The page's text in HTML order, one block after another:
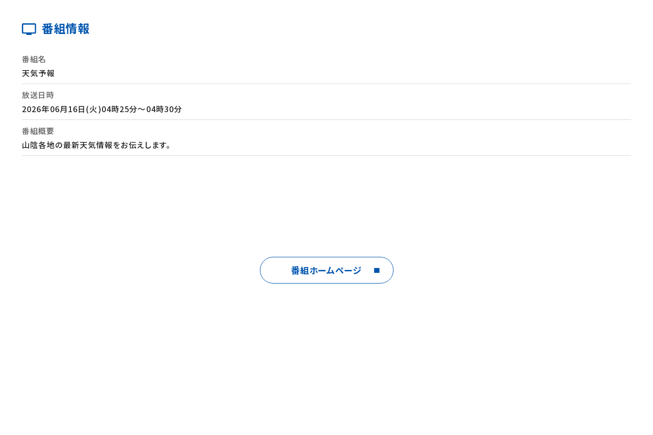
番組情報
番組名
天気予報
放送日時
2026年06月16日(火)04時25分～04時30分
番組概要
山陰各地の最新天気情報をお伝えします。
番組ホームページ